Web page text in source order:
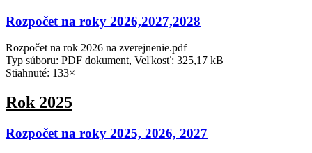
Rozpočet na roky 2026,2027,2028
Rozpočet na rok 2026 na zverejnenie.pdf
Typ súboru: PDF dokument, Veľkosť: 325,17 kB
Stiahnuté: 133×
Rok 2025
Rozpočet na roky 2025, 2026, 2027